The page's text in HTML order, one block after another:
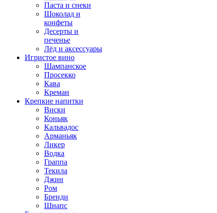
Паста и снеки
Шоколад и
конфеты
Десерты и
печенье
Лёд и аксессуары
Игристое вино
Шампанское
Просекко
Кава
Креман
Крепкие напитки
Виски
Коньяк
Кальвадос
Арманьяк
Ликер
Водка
Граппа
Текила
Джин
Ром
Бренди
Шнапс